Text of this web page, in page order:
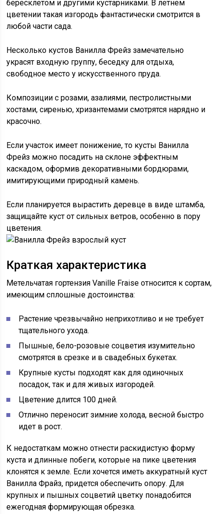
бересклетом и другими кустарниками. В летнем
цветении такая изгородь фантастически смотрится в
любой части сада.
Несколько кустов Ванилла Фрейз замечательно
украсят входную группу, беседку для отдыха,
свободное место у искусственного пруда.
Композиции с розами, азалиями, пестролистными
хостами, сиренью, хризантемами смотрятся нарядно и
красочно.
Если участок имеет понижение, то кусты Ванилла
Фрейз можно посадить на склоне эффектным
каскадом, оформив декоративными бордюрами,
имитирующими природный камень.
Если планируется вырастить деревце в виде штамба,
защищайте куст от сильных ветров, особенно в пору
цветения.
Краткая характеристика
Метельчатая гортензия Vanille Fraise относится к сортам,
имеющим сплошные достоинства:
Растение чрезвычайно неприхотливо и не требует
тщательного ухода.
Пышные, бело-розовые соцветия изумительно
смотрятся в срезке и в свадебных букетах.
Крупные кусты подходят как для одиночных
посадок, так и для живых изгородей.
Цветение длится 100 дней.
Отлично переносит зимние холода, весной быстро
идет в рост.
К недостаткам можно отнести раскидистую форму
куста и длинные побеги, которые на пике цветения
клонятся к земле. Если хочется иметь аккуратный куст
Ванилла Фрайз, придется обеспечить опору. Для
крупных и пышных соцветий цветку понадобится
ежегодная формирующая обрезка.